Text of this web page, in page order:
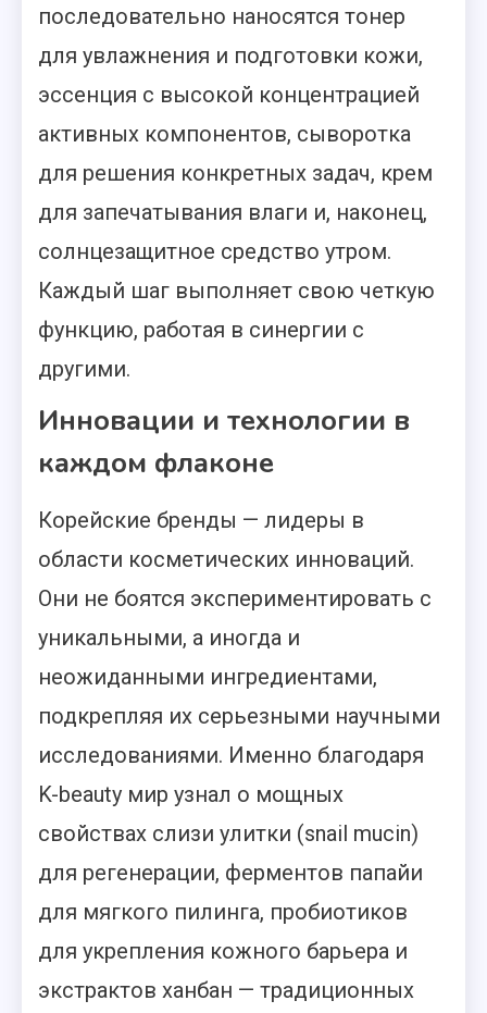
последовательно наносятся тонер
для увлажнения и подготовки кожи,
эссенция с высокой концентрацией
активных компонентов, сыворотка
для решения конкретных задач, крем
для запечатывания влаги и, наконец,
солнцезащитное средство утром.
Каждый шаг выполняет свою четкую
функцию, работая в синергии с
другими.
Инновации и технологии в
каждом флаконе
Корейские бренды — лидеры в
области косметических инноваций.
Они не боятся экспериментировать с
уникальными, а иногда и
неожиданными ингредиентами,
подкрепляя их серьезными научными
исследованиями. Именно благодаря
K-beauty мир узнал о мощных
свойствах слизи улитки (snail mucin)
для регенерации, ферментов папайи
для мягкого пилинга, пробиотиков
для укрепления кожного барьера и
экстрактов ханбан — традиционных